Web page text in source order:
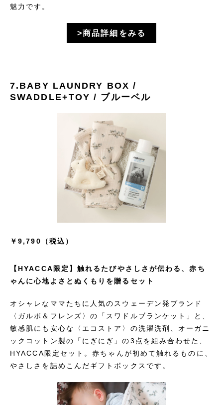
魅力です。
>商品詳細をみる
7.BABY LAUNDRY BOX /
SWADDLE+TOY / ブルーベル
￥9,790（税込）
【HYACCA限定】触れるたびやさしさが伝わる、赤ち
ゃんに心地よさとぬくもりを贈るセット
オシャレなママたちに人気のスウェーデン発ブランド
〈ガルボ＆フレンズ〉の「スワドルブランケット」と、
敏感肌にも安心な〈エコストア〉の洗濯洗剤、オーガニ
ックコットン製の「にぎにぎ」の3点を組み合わせた、
HYACCA限定セット。赤ちゃんが初めて触れるものに、
やさしさを詰めこんだギフトボックスです。